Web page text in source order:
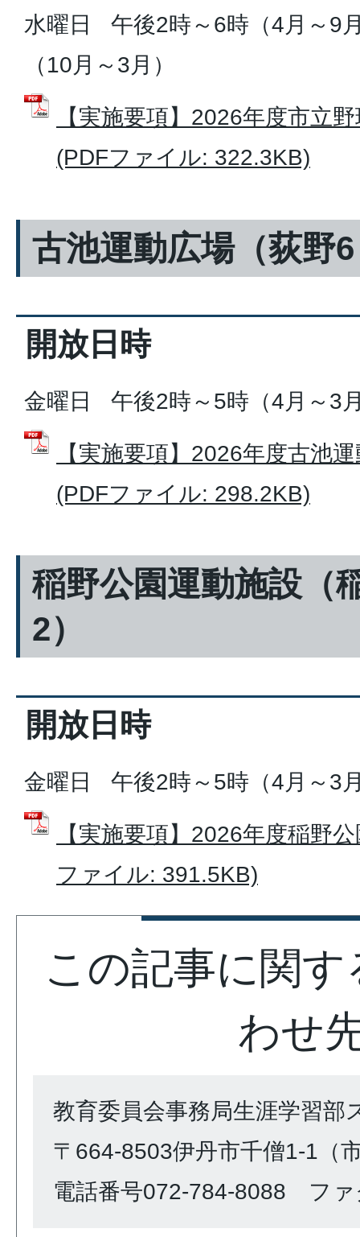
水曜日 午後2時～6時（4月～9
（10月～3月）
【実施要項】2026年度市立
(PDFファイル: 322.3KB)
古池運動広場（荻野
開放日時
金曜日 午後2時～5時（4月～3
【実施要項】2026年度古池
(PDFファイル: 298.2KB)
稲野公園運動施設（
2）
開放日時
金曜日 午後2時～5時（4月～3
【実施要項】2026年度稲野
ファイル: 391.5KB)
この記事に関
わせ
教育委員会事務局生涯学習部
〒664-8503伊丹市千僧1-1（
電話番号072-784-8088 ファ